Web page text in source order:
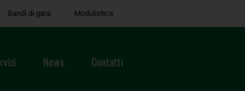
Bandi di gara Modulistica
News Contatti